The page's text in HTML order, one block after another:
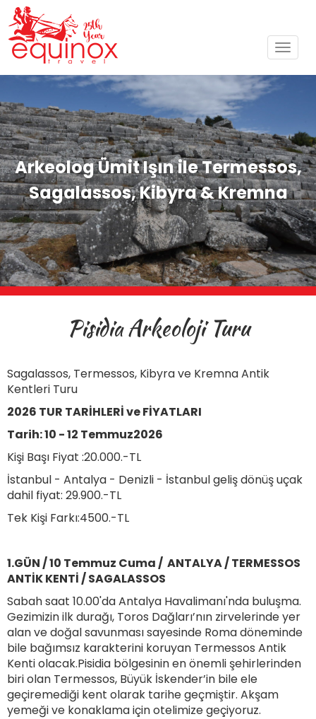
Arkeolog Ümit Işın ile Termessos,
Sagalassos, Kibyra & Kremna
Pisidia Arkeoloji Turu
Sagalassos, Termessos, Kibyra ve Kremna Antik
Kentleri Turu
2026 TUR TARİHLERİ ve FİYATLARI
Tarih: 10 - 12 Temmuz2026
Kişi Başı Fiyat :20.000.-TL
İstanbul - Antalya - Denizli - İstanbul geliş dönüş uçak
dahil fiyat: 29.900.-TL
Tek Kişi Farkı:4500.-TL
1.GÜN / 10 Temmuz Cuma / ANTALYA / TERMESSOS
ANTİK KENTİ / SAGALASSOS
Sabah saat 10.00'da Antalya Havalimanı'nda buluşma.
Gezimizin ilk durağı, Toros Dağları’nın zirvelerinde yer
alan ve doğal savunması sayesinde Roma döneminde
bile bağımsız karakterini koruyan Termessos Antik
Kenti olacak.Pisidia bölgesinin en önemli şehirlerinden
biri olan Termessos, Büyük İskender’in bile ele
geçiremediği kent olarak tarihe geçmiştir. Akşam
yemeği ve konaklama için otelimize geçiyoruz.